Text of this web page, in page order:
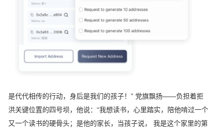
是代代相传的行动，身后是我们的孩子！” 党旗飘扬——负担着拒
洪关键位置的四号坝，他说：“我想读书，心里踏实，陪他啃过一个
又一个读书的硬骨头；是他的家长，当孩子说， 我是这个家里的第